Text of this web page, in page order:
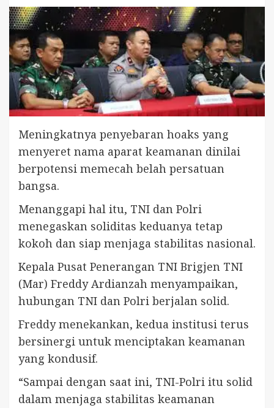
Meningkatnya penyebaran hoaks yang
menyeret nama aparat keamanan dinilai
berpotensi memecah belah persatuan
bangsa.
Menanggapi hal itu, TNI dan Polri
menegaskan soliditas keduanya tetap
kokoh dan siap menjaga stabilitas nasional.
Kepala Pusat Penerangan TNI Brigjen TNI
(Mar) Freddy Ardianzah menyampaikan,
hubungan TNI dan Polri berjalan solid.
Freddy menekankan, kedua institusi terus
bersinergi untuk menciptakan keamanan
yang kondusif.
“Sampai dengan saat ini, TNI-Polri itu solid
dalam menjaga stabilitas keamanan